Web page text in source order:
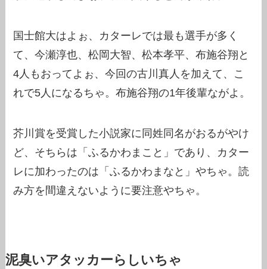
国士館大はよぉ、カターレでは最も選手が多く
て、今瀬淳也、松岡大智、松本孝平、布施谷翔と
4人もおってよぉ、今回の古川真人を加えて、こ
れで5人になるちゃ。布施谷翔の1年後輩ながよ。
芥川賞を受賞した小説家に同姓同名がおるがやけ
ど、そちらは「ふるかわまこと」であり、カター
レに加わったのは「ふるかわまなと」やちゃ。読
み方を間違えないように要注意やちゃ。
泥臭いアタッカーらしいちゃ